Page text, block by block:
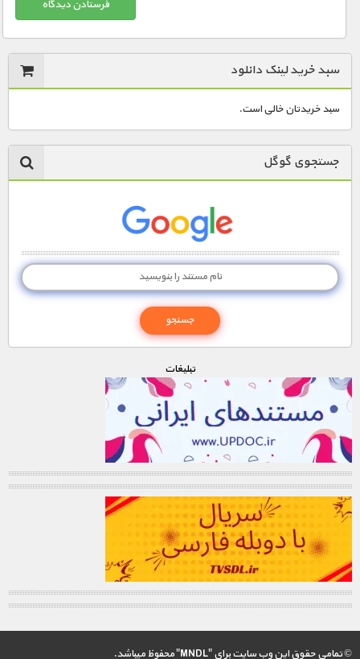
سبد خرید لینک دانلود
سبد خریدتان خالی است.
جستجوی گوگل
تبليغات
© تمامی حقوق این وب سایت برای "MNDL" محفوظ میباشد.